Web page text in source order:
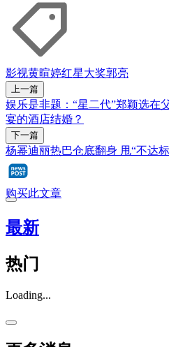
影视黄暄婷红星大奖郭亮
上一篇
娱乐是非题：“星二代”郑颖选在
宴的酒店结婚？
下一篇
杨幂迪丽热巴仓底翻身 甩“不达
购买此文章
最新
热门
Loading...